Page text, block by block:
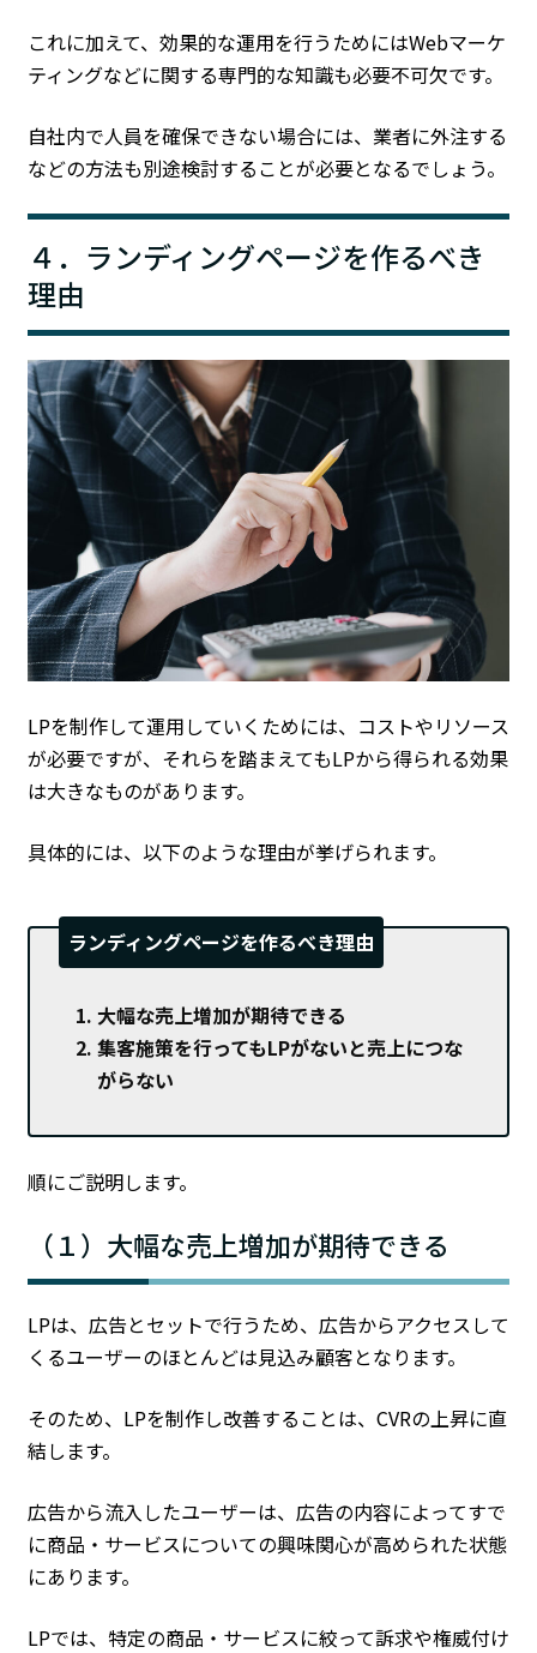
これに加えて、効果的な運用を行うためにはWebマーケ
ティングなどに関する専門的な知識も必要不可欠です。
自社内で人員を確保できない場合には、業者に外注する
などの方法も別途検討することが必要となるでしょう。
４．ランディングページを作るべき
理由
LPを制作して運用していくためには、コストやリソース
が必要ですが、それらを踏まえてもLPから得られる効果
は大きなものがあります。
具体的には、以下のような理由が挙げられます。
ランディングページを作るべき理由
大幅な売上増加が期待できる
集客施策を行ってもLPがないと売上につな
がらない
順にご説明します。
（１）大幅な売上増加が期待できる
LPは、広告とセットで行うため、広告からアクセスして
くるユーザーのほとんどは見込み顧客となります。
そのため、LPを制作し改善することは、CVRの上昇に直
結します。
広告から流入したユーザーは、広告の内容によってすで
に商品・サービスについての興味関心が高められた状態
にあります。
LPでは、特定の商品・サービスに絞って訴求や権威付け